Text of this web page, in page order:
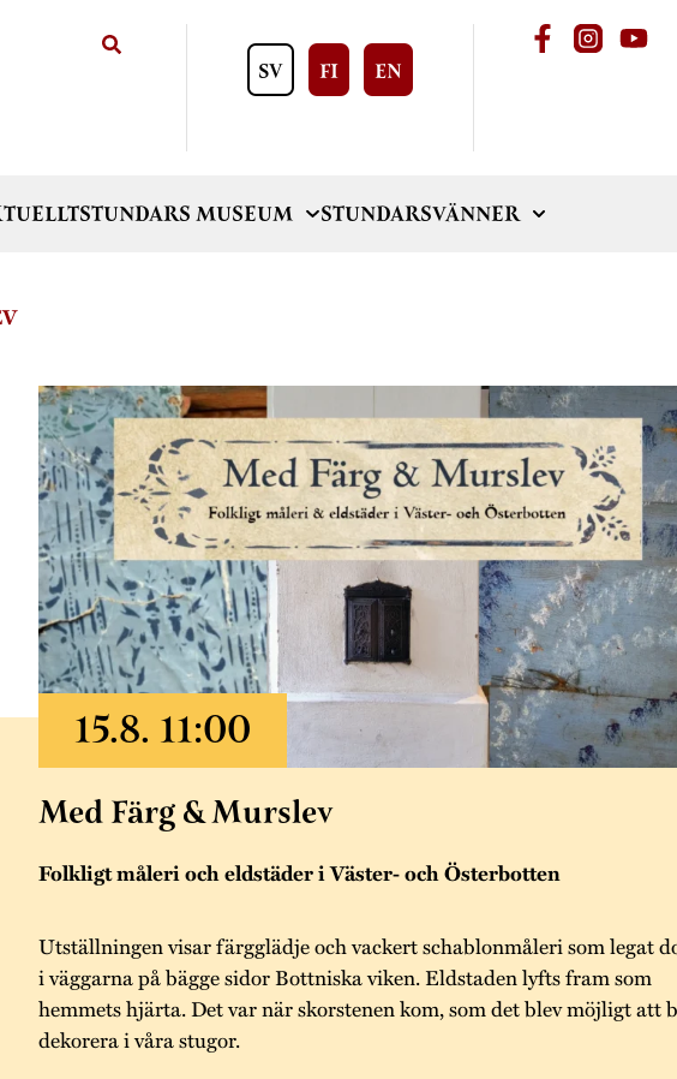
SV FI EN
STUNDARS MUSEUM STUNDARSVÄNNER
Med Färg & Murslev
Folkligt måleri och eldstäder i Väster- och Österbotten
Utställningen visar färgglädje och vackert schablonmåleri som legat
i väggarna på bägge sidor Bottniska viken. Eldstaden lyfts fram som
hemmets hjärta. Det var när skorstenen kom, som det blev möjligt att
dekorera i våra stugor.